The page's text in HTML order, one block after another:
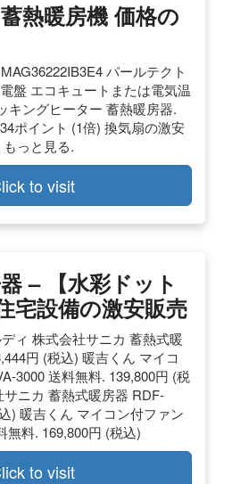
蓄熱暖房機 価格の
パールテクト
盤 エコキュートまたは電気温
キングヒーター 蓄熱暖房器.
ポイント (1倍) 換気扇の激安
っと見る.
to visit
– 【水彩ドット
宅設備の激安販売
ィ 株式会社サニカ 蓄熱式暖
円 (税込) 暖吉くん マイコ
3000 送料無料. 139,800円 (税
ニカ 蓄熱式暖房器 RDF-
) 暖吉くん マイコン付ファン
無料. 169,800円 (税込)
to visit